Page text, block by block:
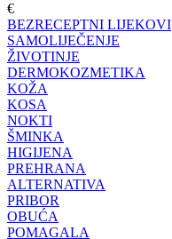
€
BEZRECEPTNI LIJEKOVI
SAMOLIJEČENJE
ŽIVOTINJE
DERMOKOZMETIKA
KOŽA
KOSA
NOKTI
ŠMINKA
HIGIJENA
PREHRANA
ALTERNATIVA
PRIBOR
OBUĆA
POMAGALA